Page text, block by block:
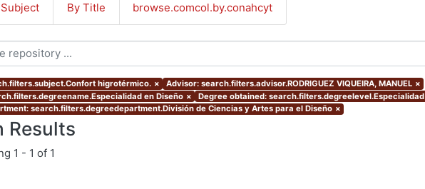
By Title browse.comcol.by.conahcyt
higrotérmico. × Advisor: search.filters.advisor.RODRIGUEZ VIQUEIRA, MANUEL ×
en Diseño × Degree obtained: search.filters.degreelevel.Especialidad
search.filters.degreedepartment.División de Ciencias y Artes para el Diseño ×
Results
1 - 1 of 1